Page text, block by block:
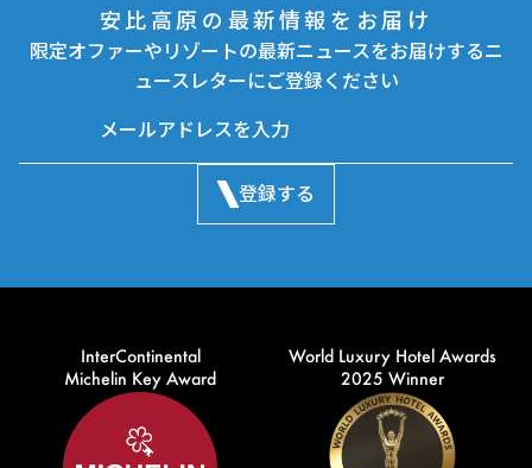
安比高原の最新情報をお届け
限定オファーやリゾートの最新ニュースをお届けするニ
ュースレターにご登録ください
登録する
InterContinental
Michelin Key Award
World Luxury Hotel Awards
2025 Winner